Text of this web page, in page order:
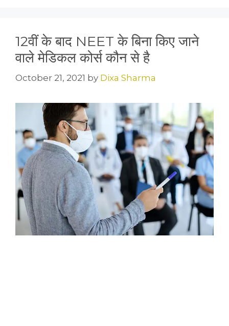
12वीं के बाद NEET के बिना किए जाने
वाले मेडिकल कोर्स कौन से है
October 21, 2021 by Dixa Sharma